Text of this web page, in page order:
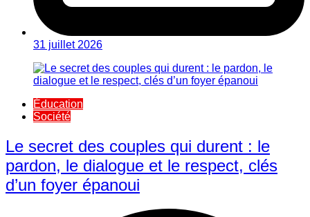
31 juillet 2026
Éducation
Société
Le secret des couples qui durent : le
pardon, le dialogue et le respect, clés
d’un foyer épanoui